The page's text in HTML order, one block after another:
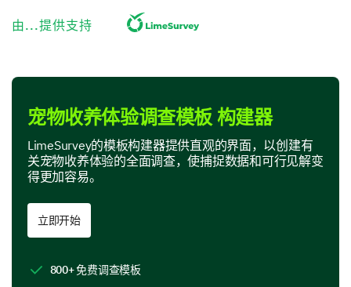
员工态度
缺乏申请反馈
由...提供支持
宠物收养体验调查模板 构建器
LimeSurvey的模板构建器提供直观的界面，以创建有
关宠物收养体验的全面调查，使捕捉数据和可行见解变
得更加容易。
立即开始
800+ 免费调查模板